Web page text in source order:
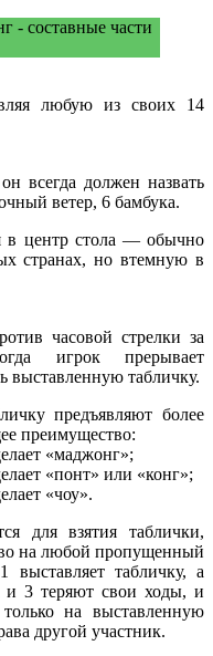
любую из своих 14
всегда должен назвать
ветер, 6 бамбука.
в центр стола — обычно
странах, но втемную в
часовой стрелки за
игрок прерывает
выставленную табличку.
предъявляют более
преимущество:
«маджонг»;
«понт» или «конг»;
«чоу».
для взятия таблички,
на любой пропущенный
табличку, а
и 3 теряют свои ходы, и
на выставленную
другой участник.